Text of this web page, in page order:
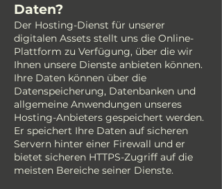
Daten?
Der Hosting-Dienst für unserer
digitalen Assets stellt uns die Online-
Plattform zu Verfügung, über die wir
Ihnen unsere Dienste anbieten können.
Ihre Daten können über die
Datenspeicherung, Datenbanken und
allgemeine Anwendungen unseres
Hosting-Anbieters gespeichert werden.
Er speichert Ihre Daten auf sicheren
Servern hinter einer Firewall und er
bietet sicheren HTTPS-Zugriff auf die
meisten Bereiche seiner Dienste.